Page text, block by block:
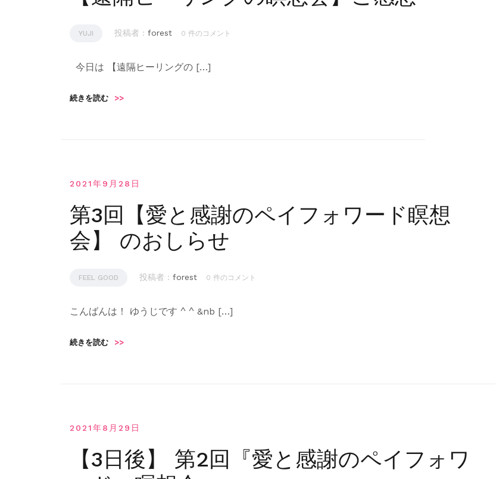
YUJI 投稿者 : forest 0 件のコメント
今日は 【遠隔ヒーリングの […]
続きを読む >>
2021年9月28日
第3回【愛と感謝のペイフォワード瞑想
会】 のおしらせ
FEEL GOOD 投稿者 : forest 0 件のコメント
こんばんは！ ゆうじです ^ ^ &nb […]
続きを読む >>
2021年8月29日
【3日後】 第2回『愛と感謝のペイフォワ